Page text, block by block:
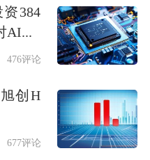
现来看，年内股
六大行中，中国
农业银行、交通银
价则均处于下行区
384
AI...
476评论
创H
677评论